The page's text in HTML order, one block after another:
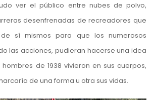
ver el público entre nubes de polvo,
desenfrenadas de recreadores que
sí mismos para que los numerosos
las acciones, pudieran hacerse una idea
de 1938 vivieron en sus cuerpos,
de una forma u otra sus vidas.